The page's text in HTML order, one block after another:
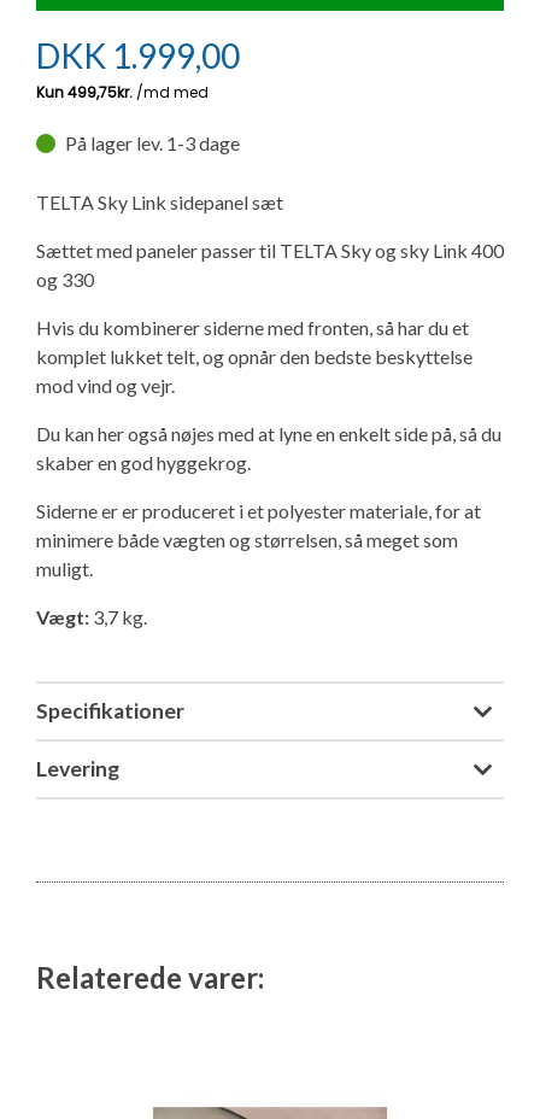
Adria Astella
Next
Hobby Prestige
Hobby Maxia
Ny campingvogn - godt at vide
Lille campingvogn
Finansiering af campingvogn
Forsikring af campingvogn
Vil du sælge din campingvogn?
Brugte telte og udstyr
Isabella fortelte
Isabella Fortelte
Isabella Lufttelte
Isabella weekend- og vinterfortelte
Camping erhverv
Adria Coral
Adria Compact
Internet i campingvognen
Aircondition og klimaanlæg
Gas-komfort i din campingvogn
E-trailer kontrol- og sikkerhedsapp
Byvand - rindende vand i campingvognen
3 spændende ideer til campingvognen
GPS tracker til autocamper og campingvogn
GRØN Virksomhed
Klagemuligheder
Konkurrenceregler
Handelsbetingelser - webshop
Cookie & Privatlivspolitik
Persondata
DKK 1.999,00
På lager lev. 1-3 dage
TELTA Sky Link sidepanel sæt
Sættet med paneler passer til TELTA Sky og sky Link 400
og 330
Hvis du kombinerer siderne med fronten, så har du et
komplet lukket telt, og opnår den bedste beskyttelse
mod vind og vejr.
Du kan her også nøjes med at lyne en enkelt side på, så du
skaber en god hyggekrog.
Siderne er er produceret i et polyester materiale, for at
minimere både vægten og størrelsen, så meget som
muligt.
Vægt: 3,7 kg.
Specifikationer
Levering
Relaterede varer: